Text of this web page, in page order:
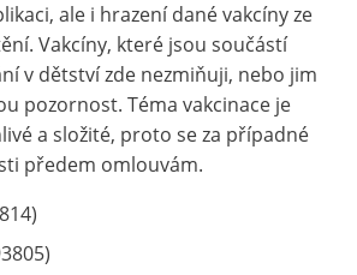
ale i hrazení dané vakcíny ze
Vakcíny, které jsou součástí
v dětství zde nezmiňuji, nebo jim
pozornost. Téma vakcinace je
a složité, proto se za případné
předem omlouvám.